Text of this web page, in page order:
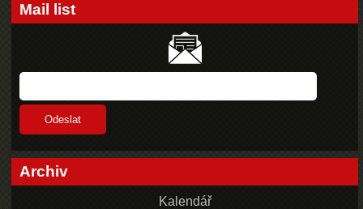
Mail list
Archiv
Kalendář